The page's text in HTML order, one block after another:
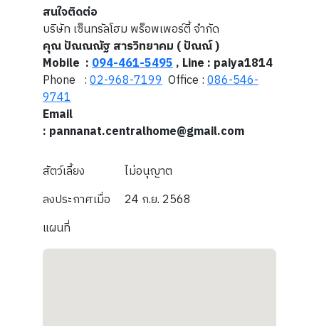
สนใจติดต่อ
บริษัท เซ็นทรัลโฮม พร็อพเพอร์ตี้ จำกัด
คุณ ปัณณณัฐ สารวิทยาคม ( ปัณณ์ )
Mobile :094-461-5495, Line : paiya1814
Phone :02-968-7199 Office :086-546-
9741
Email
: pannanat.centralhome@gmail.com
สัตว์เลี้ยง
ไม่อนุญาต
ลงประกาศเมื่อ
24 ก.ย. 2568
แผนที่